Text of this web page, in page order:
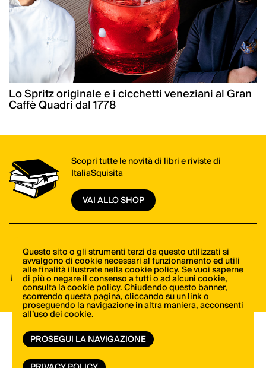
Lo Spritz originale e i cicchetti veneziani al Gran
Caffè Quadri dal 1778
Scopri tutte le novità di libri e riviste di
ItaliaSquisita
VAI ALLO SHOP
Il meglio della cucina italiana, una mail alla
volta. Iscriviti alla newsletter di ItaliaSquisita!
ISCRIVITI ORA
Questo sito o gli strumenti terzi da questo utilizzati si
avvalgono di cookie necessari al funzionamento ed utili
alle finalità illustrate nella cookie policy. Se vuoi saperne
di più o negare il consenso a tutti o ad alcuni cookie,
consulta la cookie policy. Chiudendo questo banner,
scorrendo questa pagina, cliccando su un link o
proseguendo la navigazione in altra maniera, acconsenti
all’uso dei cookie.
PROSEGUI LA NAVIGAZIONE